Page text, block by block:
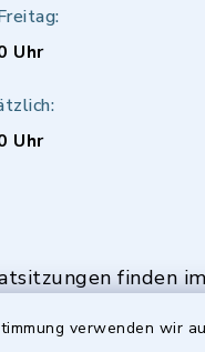
verwenden wir
Uhr
Uhr
finden